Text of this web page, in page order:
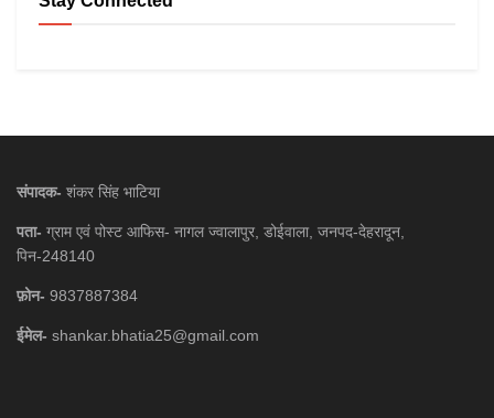
संपादक- शंकर सिंह भाटिया
पता- ग्राम एवं पोस्ट आफिस- नागल ज्वालापुर, डोईवाला, जनपद-देहरादून,
पिन-248140
फ़ोन- 9837887384
ईमेल- shankar.bhatia25@gmail.com